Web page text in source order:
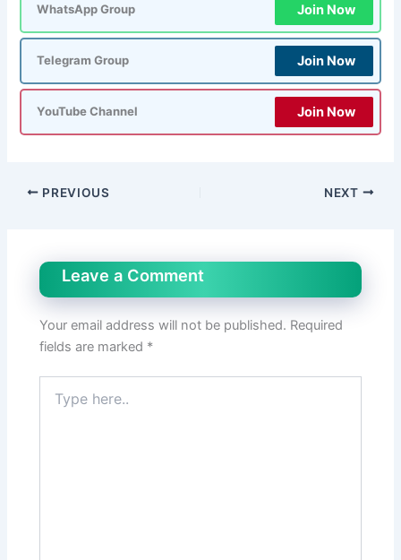
WhatsApp Group Join Now
Telegram Group Join Now
YouTube Channel Join Now
PREVIOUS NEXT
Leave a Comment
Your email address will not be published. Required
fields are marked *
here..